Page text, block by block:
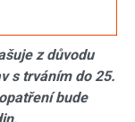
z důvodu
s trváním do 25.
bude